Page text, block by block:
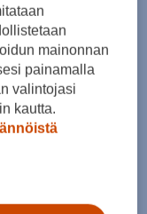
mainonnan
painamalla
valintojasi
kautta.